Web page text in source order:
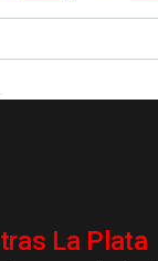
La Plata